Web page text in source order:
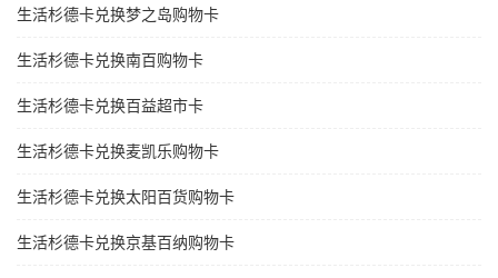
生活杉德卡兑换梦之岛购物卡
生活杉德卡兑换南百购物卡
生活杉德卡兑换百益超市卡
生活杉德卡兑换麦凯乐购物卡
生活杉德卡兑换太阳百货购物卡
生活杉德卡兑换京基百纳购物卡